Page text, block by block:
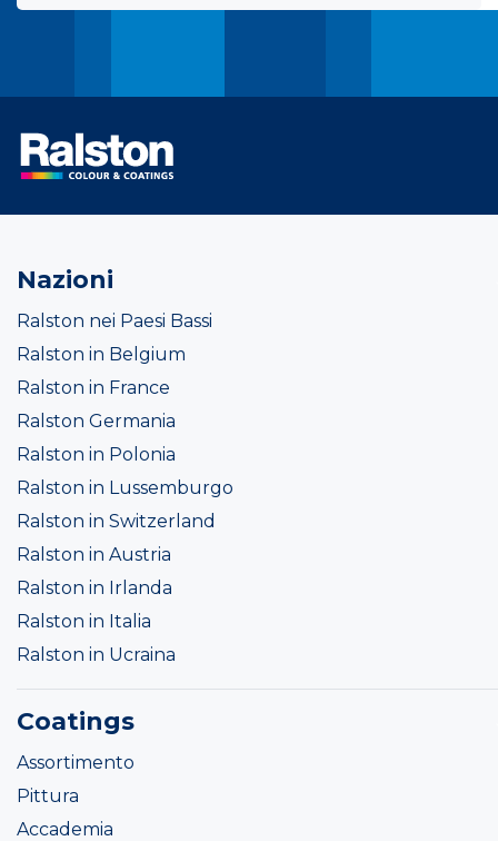
Nazioni
Ralston nei Paesi Bassi
Ralston in Belgium
Ralston in France
Ralston Germania
Ralston in Polonia
Ralston in Lussemburgo
Ralston in Switzerland
Ralston in Austria
Ralston in Irlanda
Ralston in Italia
Ralston in Ucraina
Coatings
Assortimento
Pittura
Accademia